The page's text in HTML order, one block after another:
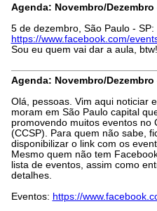
Agenda: Novembro/Dezembro
5 de dezembro, São Paulo - SP:
https://www.facebook.com/
Sou eu quem vai dar a aula, btw!
Agenda: Novembro/Dezembro
Olá, pessoas. Vim aqui noticiar
moram em São Paulo capital
promovendo muitos eventos no
(CCSP). Para quem não sabe,
disponibilizar o link com os
Mesmo quem não tem
lista de eventos, assim como
detalhes.
Eventos: https://